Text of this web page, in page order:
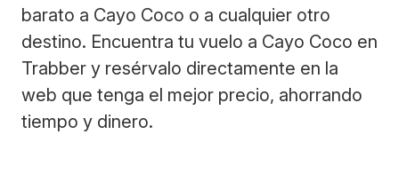
barato a Cayo Coco o a cualquier otro
destino. Encuentra tu vuelo a Cayo Coco en
Trabber y resérvalo directamente en la
web que tenga el mejor precio, ahorrando
tiempo y dinero.